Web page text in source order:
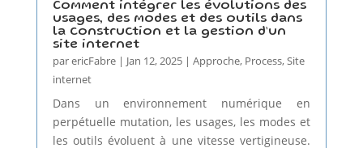
Comment intégrer les évolutions des
usages, des modes et des outils dans
la construction et la gestion d’un
site internet
parericFabre| Jan 12, 2025| Approche, Process,Site
internet
Dans un environnement numérique en
perpétuelle mutation, les usages, les modes et
les outils évoluent à une vitesse vertigineuse.